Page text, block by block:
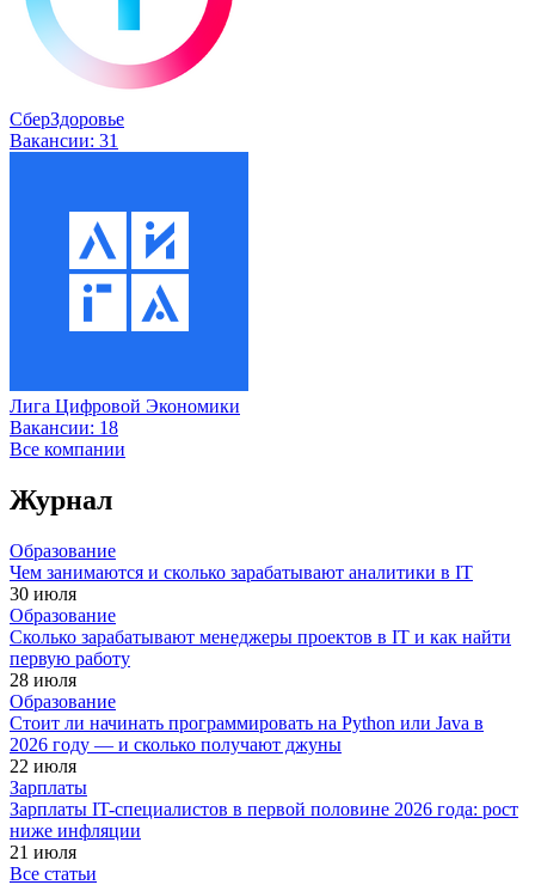
СберЗдоровье
Вакансии: 31
Лига Цифровой Экономики
Вакансии: 18
Все компании
Журнал
Образование
Чем занимаются и сколько зарабатывают аналитики в IT
30 июля
Образование
Сколько зарабатывают менеджеры проектов в IT и как найти
первую работу
28 июля
Образование
Стоит ли начинать программировать на Python или Java в
2026 году — и сколько получают джуны
22 июля
Зарплаты
Зарплаты IT-специалистов в первой половине 2026 года: рост
ниже инфляции
21 июля
Все статьи